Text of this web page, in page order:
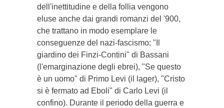
dell'inettitudine e della follia vengono
eluse anche dai grandi romanzi del '900,
che trattano in modo esemplare le
conseguenze del nazi-fascismo: "Il
giardino dei Finzi-Contini" di Bassani
(l'emarginazione degli ebrei), "Se questo
è un uomo" di Primo Levi (il lager), "Cristo
si è fermato ad Eboli" di Carlo Levi (il
confino). Durante il periodo della guerra e